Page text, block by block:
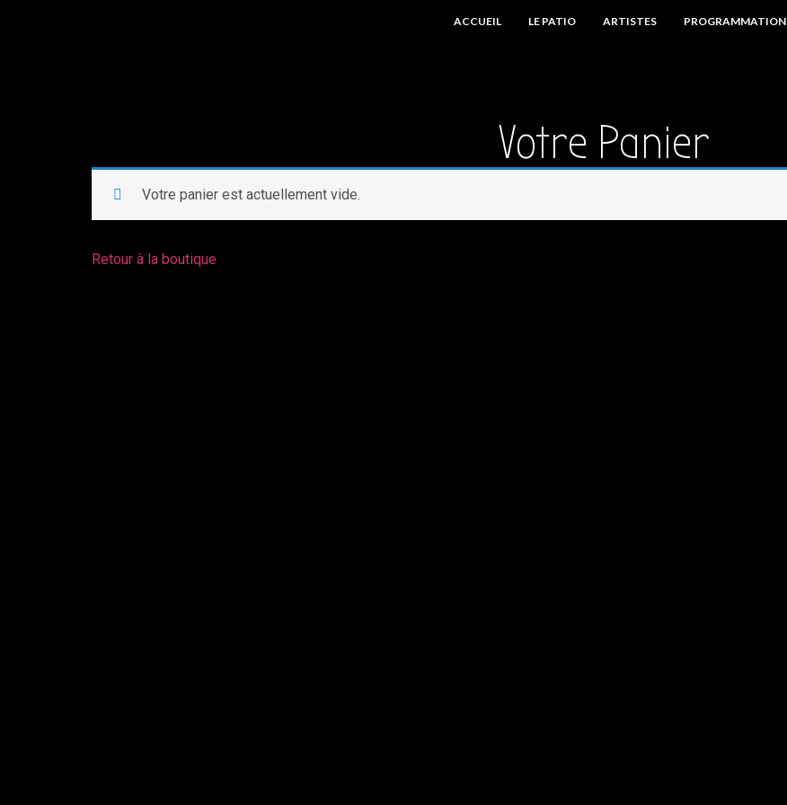
ACCUEIL LE PATIO ARTISTES PROGRAMMATION
Votre Panier
Votre panier est actuellement vide.
Retour à la boutique